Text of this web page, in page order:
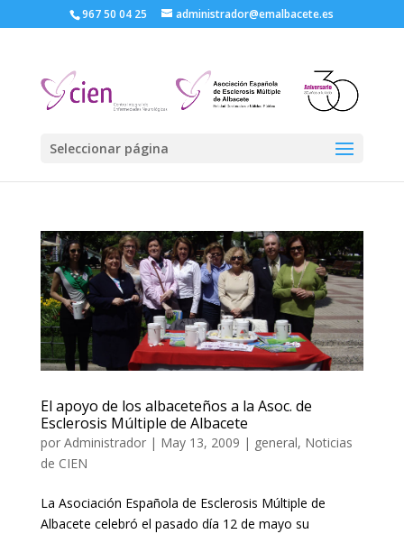
967 50 04 25 administrador@emalbacete.es
Seleccionar página
El apoyo de los albaceteños a la Asoc. de
Esclerosis Múltiple de Albacete
por Administrador| May 13, 2009 | general, Noticias
de CIEN
La Asociación Española de Esclerosis Múltiple de
Albacete celebró el pasado día 12 de mayo su